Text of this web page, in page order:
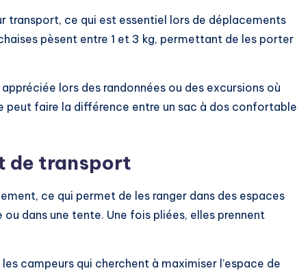
transport, ce qui est essentiel lors de déplacements
pèsent entre 1 et 3 kg, permettant de les porter
lors des randonnées ou des excursions où
peut faire la différence entre un sac à dos confortable
de transport
ce qui permet de les ranger dans des espaces
dans une tente. Une fois pliées, elles prennent
campeurs qui cherchent à maximiser l’espace de